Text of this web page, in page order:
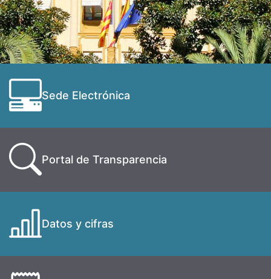
Sede Electrónica
Portal de Transparencia
Datos y cifras